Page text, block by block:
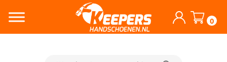
0